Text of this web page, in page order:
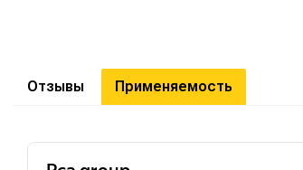
Отзывы Применяемость